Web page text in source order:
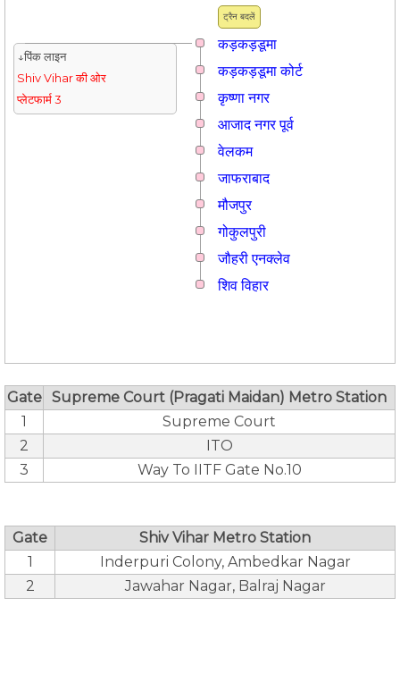
ट्रैन बदलें
कड़कड़डूमा
↓पिंक लाइन
Shiv Vihar की ओर
प्लेटफार्म 3
कड़कड़डूमा कोर्ट
कृष्णा नगर
आजाद नगर पूर्व
वेलकम
जाफराबाद
मौजपुर
गोकुलपुरी
जौहरी एनक्लेव
शिव विहार
Gate
Supreme Court (Pragati Maidan) Metro Station
1
Supreme Court
2
ITO
3
Way To IITF Gate No.10
Gate
Shiv Vihar Metro Station
1
Inderpuri Colony, Ambedkar Nagar
2
Jawahar Nagar, Balraj Nagar